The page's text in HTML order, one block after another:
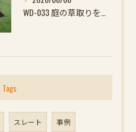
Tags
スレート 事例